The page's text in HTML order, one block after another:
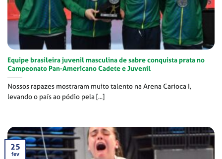
Equipe brasileira juvenil masculina de sabre conquista prata no
Campeonato Pan-Americano Cadete e Juvenil
Nossos rapazes mostraram muito talento na Arena Carioca I,
levando o país ao pódio pela [...]
25
fev